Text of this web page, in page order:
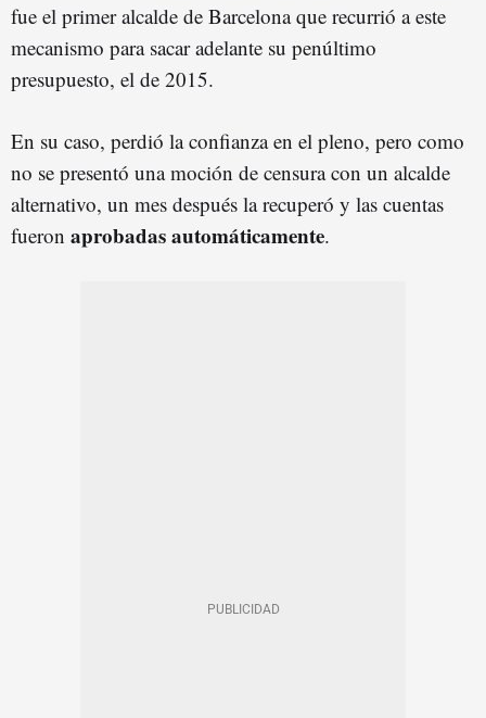
fue el primer alcalde de Barcelona que recurrió a este
mecanismo para sacar adelante su penúltimo
presupuesto, el de 2015.
En su caso, perdió la confianza en el pleno, pero como
no se presentó una moción de censura con un alcalde
alternativo, un mes después la recuperó y las cuentas
fueron aprobadas automáticamente.